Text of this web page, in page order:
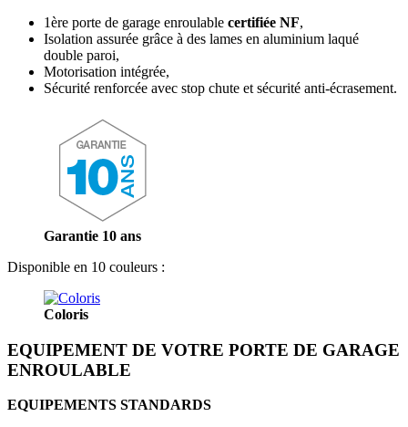
1ère porte de garage enroulable certifiée NF,
Isolation assurée grâce à des lames en aluminium laqué
double paroi,
Motorisation intégrée,
Sécurité renforcée avec stop chute et sécurité anti-écrasement.
Garantie 10 ans
Disponible en 10 couleurs :
Coloris
EQUIPEMENT DE VOTRE PORTE DE GARAGE
ENROULABLE
EQUIPEMENTS STANDARDS